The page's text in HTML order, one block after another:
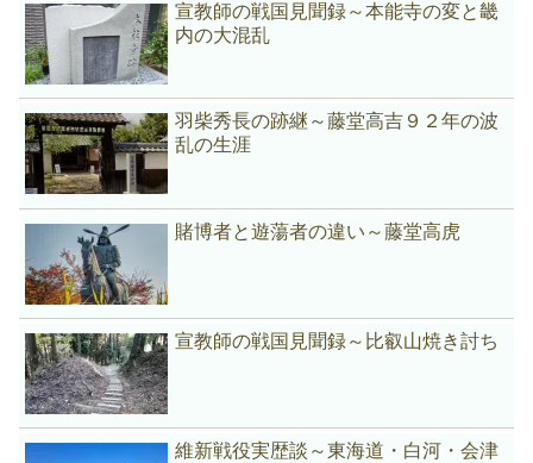
宣教師の戦国見聞録～本能寺の変と畿
内の大混乱
羽柴秀長の跡継～藤堂高吉９２年の波
乱の生涯
賭博者と遊蕩者の違い～藤堂高虎
宣教師の戦国見聞録～比叡山焼き討ち
維新戦役実歴談～東海道・白河・会津